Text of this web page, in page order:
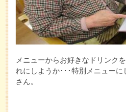
メニューからお好きなドリンク
れにしようか･･･特別メニュー
さん。